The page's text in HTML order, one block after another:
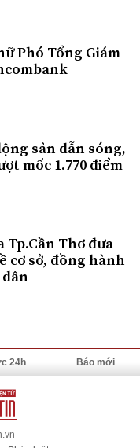
Phó Tổng Giám
sản dẫn sóng,
mốc 1.770 điểm
Tp.Cần Thơ đưa
cơ sở, đồng hành
24h Báo mới